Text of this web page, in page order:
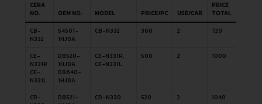
CERA
NO.
OEM NO. MODEL PRICE/PC USE/CAR
PRICE
TOTAL
CB-
N332
54501-
1HJ0A
CB-N332 360 2 720
CE-
N331R
CE-
N331L
D8520-
1HJ0A
D8640-
1HJ0A
CE-N331R,
CE-N331L
500 2 1000
CR-
D8521-
CR-N330 520 2 1040